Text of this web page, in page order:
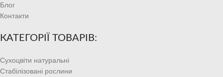
Блог
Контакти
КАТЕГОРІЇ ТОВАРІВ:
Сухоцвіти натуральні
Стабілізовані рослини